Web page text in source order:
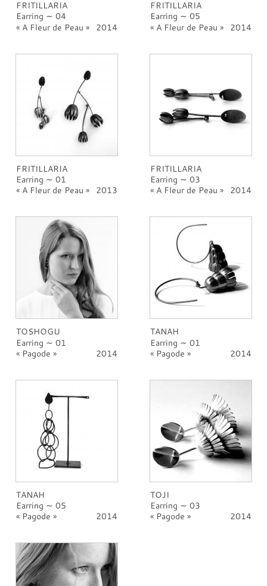
FRITILLARIA
Earring ∼ 04
A Fleur de Peau
2014
FRITILLARIA
Earring ∼ 05
A Fleur de Peau
2014
FRITILLARIA
Earring ∼ 01
A Fleur de Peau
2013
FRITILLARIA
Earring ∼ 03
A Fleur de Peau
2014
TOSHOGU
Earring ∼ 01
Pagode
2014
TANAH
Earring ∼ 01
Pagode
2014
TANAH
Earring ∼ 05
Pagode
2014
TOJI
Earring ∼ 03
Pagode
2014